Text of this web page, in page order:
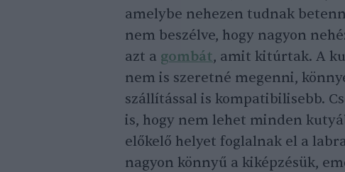
amelybe nehezen tudnak
nem beszélve, hogy nagyon
azt a gombát, amit kitúrtak. A
nem is szeretné megenni,
szállítással is kompatibilisebb.
is, hogy nem lehet minden
előkelő helyet foglalnak el a
nagyon könnyű a kiképzésük,